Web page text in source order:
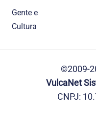
Gente e
Cultura
©2009-
VulcaNet
CNPJ: